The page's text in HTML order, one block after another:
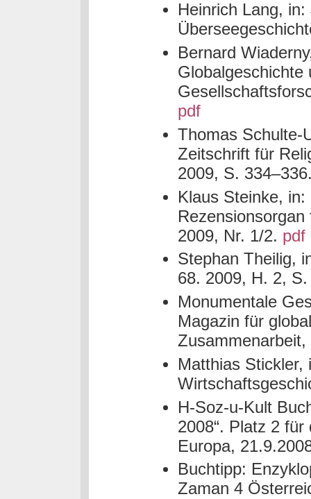
Heinrich Lang,
Bernard
Globalgeschichte
pdf
Thomas Schulte-
Zeitschrift für
2009, S.
Klaus Steinke,
2009, Nr. 1/2. pdf
Stephan Theilig,
68. 2009, H. 2,
Monumentale
Magazin für
Matthias Stickler,
H-Soz-u-Kult
2008“. Platz 2
Europa,
Buchtipp:
Zaman 4